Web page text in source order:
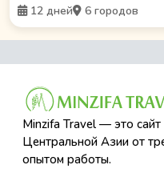
12 дней 6 городов
Minzifa Travel — это
Центральной Азии от
опытом работы.